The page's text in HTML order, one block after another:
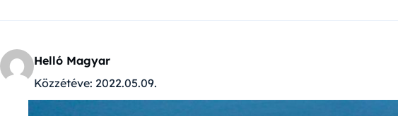
Helló Magyar
Közzétéve: 2022.05.09.